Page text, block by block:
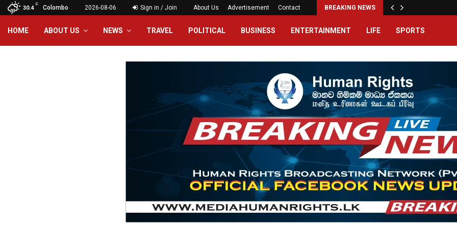
30.4
C
Colombo 2026-08-06 Sign in / Join About Us Advertisement Contact BREAKING NEWS
HOME ABOUT US NEWS TRAVEL POLITICAL BUSINESS ENTERTAINMENT LIFE SPORTS